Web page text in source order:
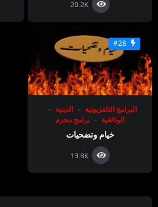
20.2K
#28
البرامج التلفزيونية
الدينية
الوثائقية
برامج محرم
خيام وتضحيات
13.8K